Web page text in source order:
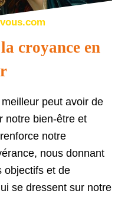
croyance en
peut avoir de
notre bien-être et
notre
nous donnant
objectifs et de
se dressent sur notre